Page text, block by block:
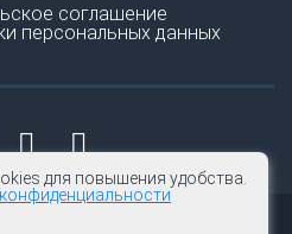
соглашение
персональных данных
для повышения удобства.